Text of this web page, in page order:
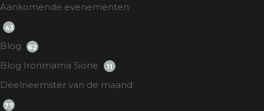
Aankomende evenementen
43
Blog 62
Blog Ironmama Sione 11
Deelneemster van de maand
77